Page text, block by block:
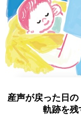
産声が戻った日の
軌跡を残す